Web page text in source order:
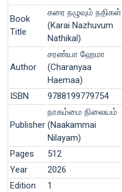
Book
Title
கரை நழுவும் நதிகள்
(Karai Nazhuvum
Nathikal)
Author
சரண்யா ஹேமா
(Charanyaa
Haemaa)
ISBN
9788199779754
Publisher
நாகம்மை நிலையம்
(Naakammai
Nilayam)
Pages
512
Year
2026
Edition
1